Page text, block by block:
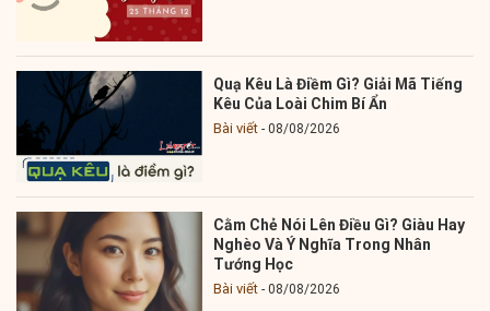
Quạ Kêu Là Điềm Gì? Giải Mã Tiếng
Kêu Của Loài Chim Bí Ẩn
Bài viết 08/08/2026
Cằm Chẻ Nói Lên Điều Gì? Giàu Hay
Nghèo Và Ý Nghĩa Trong Nhân
Tướng Học
Bài viết 08/08/2026